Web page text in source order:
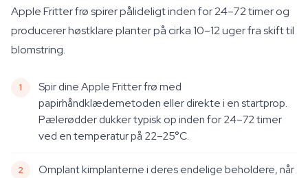
Apple Fritter frø spirer pålideligt inden for 24–72 timer og
producerer høstklare planter på cirka 10–12 uger fra skift til
blomstring.
Spir dine Apple Fritter frø med
papirhåndklædemetoden eller direkte i en startprop.
Pælerødder dukker typisk op inden for 24–72 timer
ved en temperatur på 22–25°C.
Omplant kimplanterne i deres endelige beholdere, når